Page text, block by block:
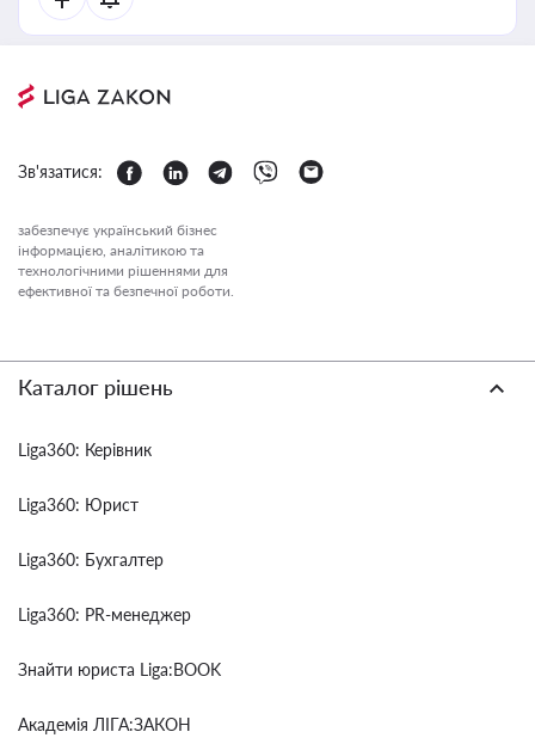
Зв'язатися:
забезпечує український бізнес
інформацією, аналітикою та
технологічними рішеннями для
ефективної та безпечної роботи.
Каталог рішень
Liga360: Керівник
Liga360: Юрист
Liga360: Бухгалтер
Liga360: PR-менеджер
Знайти юриста Liga:BOOK
Академія ЛІГА:ЗАКОН